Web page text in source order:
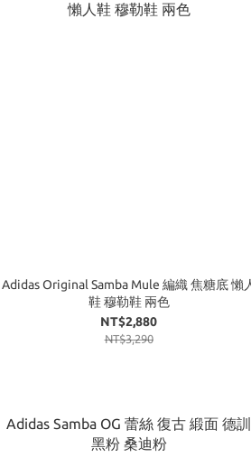
Adidas Original Samba Mule 編織 焦糖底 懶
鞋 穆勒鞋 兩色
NT$2,880
NT$3,290